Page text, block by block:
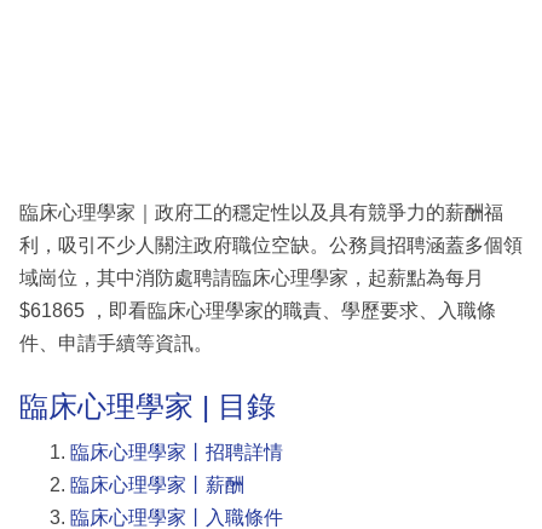
臨床心理學家｜政府工的穩定性以及具有競爭力的薪酬福
利，吸引不少人關注政府職位空缺。公務員招聘涵蓋多個領
域崗位，其中消防處聘請臨床心理學家，起薪點為每月
$61865 ，即看臨床心理學家的職責、學歷要求、入職條
件、申請手續等資訊。
臨床心理學家 | 目錄
臨床心理學家丨招聘詳情
臨床心理學家丨薪酬
臨床心理學家丨入職條件